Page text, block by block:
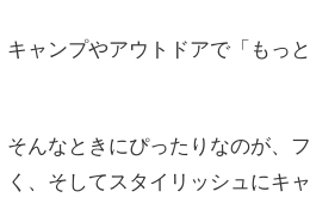
キャンプやアウトドアで「もっ
そんなときにぴったりなのが、
く、そしてスタイリッシュにキ